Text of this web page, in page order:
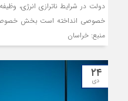
دولت در شرایط ناترازی انرژی،
خصوصی انداخته است بخش خصوصی
منبع: خراسان
۲۴
دی